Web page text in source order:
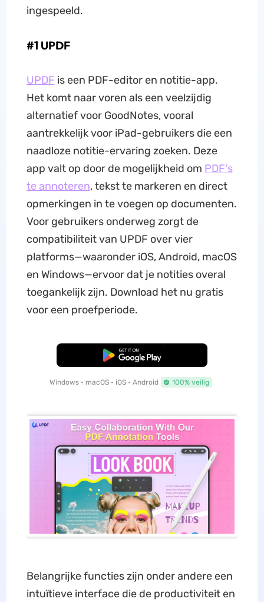
ingespeeld.
#1 UPDF
UPDF is een PDF-editor en notitie-app.
Het komt naar voren als een veelzijdig
alternatief voor GoodNotes, vooral
aantrekkelijk voor iPad-gebruikers die een
naadloze notitie-ervaring zoeken. Deze
app valt op door de mogelijkheid om PDF's
te annoteren, tekst te markeren en direct
opmerkingen in te voegen op documenten.
Voor gebruikers onderweg zorgt de
compatibiliteit van UPDF over vier
platforms—waaronder iOS, Android, macOS
en Windows—ervoor dat je notities overal
toegankelijk zijn. Download het nu gratis
voor een proefperiode.
Gratis Download
Windows • macOS • iOS • Android 100% veilig
Belangrijke functies zijn onder andere een
intuïtieve interface die de productiviteit en